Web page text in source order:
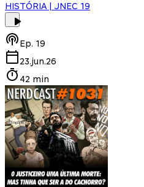
HISTÓRIA | JNEC 19
Ep. 19
23.jun.26
42 min